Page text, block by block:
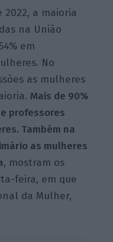
a maioria
na União
em
No
as mulheres
Mais de 90%
professores
Também na
as mulheres
, mostram os
feira, em que
da Mulher,